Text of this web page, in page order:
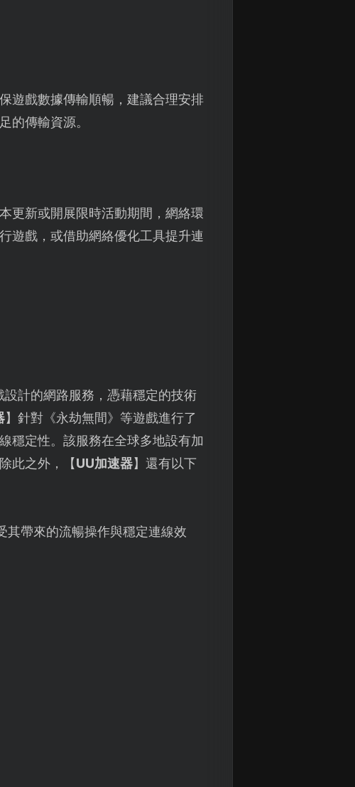
遊戲數據傳輸順暢，建議合理安排
的傳輸資源。
更新或開展限時活動期間，網絡環
遊戲，或借助網絡優化工具提升連
設計的網路服務，憑藉穩定的技術
】針對《永劫無間》等遊戲進行了
穩定性。該服務在全球多地設有加
此之外，【UU加速器】還有以下
其帶來的流暢操作與穩定連線效